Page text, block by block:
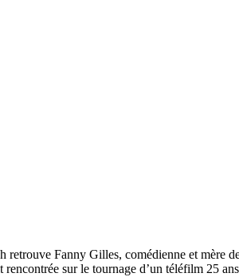
Fanny Gilles, comédienne et mère
sur le tournage d’un téléfilm 25